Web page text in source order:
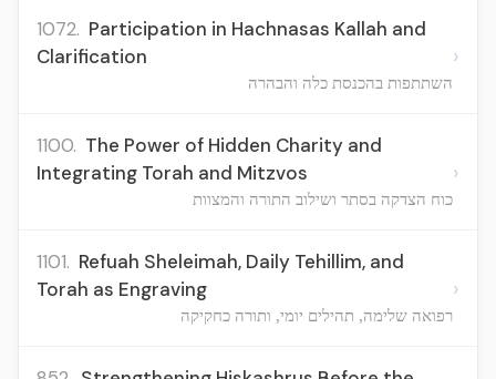
1072. Participation in Hachnasas Kallah and
Clarification
השתתפות בהכנסת כלה והבהרה
›
1100. The Power of Hidden Charity and
Integrating Torah and Mitzvos
כוח הצדקה בסתר ושילוב התורה והמצוות
›
1101. Refuah Sheleimah, Daily Tehillim, and
Torah as Engraving
רפואה שלימה, תהילים יומי, ותורה כחקיקה
›